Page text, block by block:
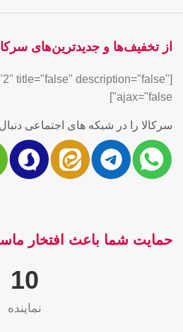
از تخفیف‌ها و جدیدترین‌های
title="false" description="false"
ajax="false"]
سرکالا را در شبکه های اجتماعی
حمایت شما باعث افتخار
10
نماینده